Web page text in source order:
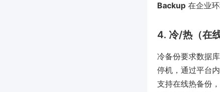
Backup 在企业
4. 冷/热（在
冷备份要求数据
停机，通过平台
支持在线热备份